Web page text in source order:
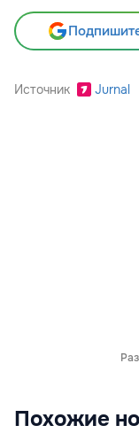
Источник Jurnal
Похожие